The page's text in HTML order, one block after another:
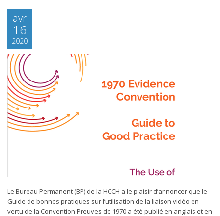
avr
16
2020
Le Bureau Permanent (BP) de la HCCH a le plaisir d’annoncer que le
Guide de bonnes pratiques sur l’utilisation de la liaison vidéo en
vertu de la Convention Preuves de 1970 a été publié en anglais et en